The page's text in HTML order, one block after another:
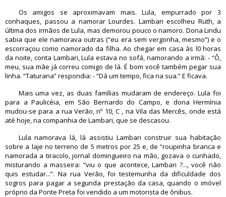
Os amigos se aproximavam mais. Lula, empurrado por 3
conhaques, passou a namorar Lourdes. Lambari escolheu Ruth, a
última dos irmãos de Lula, mas demorou pouco o namoro. Dona Lindu
sabia que ele namorava outras (“eu era sem vergonha, mesmo”) e o
escorraçou como namorado da filha. Ao chegar em casa às l0 horas
da noite, conta Lambari, Lula estava no sofá, namorando a irmã: - “Ô,
meu, sua mãe já correu comigo de lá. É bom você também pegar sua
linha. “Taturana” respondia: - “Dá um tempo, fica na sua.” E ficava.
Mais uma vez, as duas famílias mudaram de endereço. Lula foi
para a Paulicéia, em São Bernardo do Campo, e dona Hermínia
mudou-se para a rua Verão, nº 10, C , na Vila das Mercês, onde está
até hoje, na companhia de Lambari, que se descasou.
Lula namorava lá, lá assistiu Lambari construir sua habitação
sobre a laje no terreno de 5 metros por 25 e, de “roupinha branca e
namorada a tiracolo, jornal domingueiro na mão, gozava o cunhado,
misturando a masseira: “viu o que acontece, Lambari ?..., você não
quis estudar...”. Na rua Verão, foi testemunha da dificuldade dos
sogros para pagar a segunda prestação da casa, quando o imóvel
próprio da Ponte Preta foi vendido a um motorista de ônibus.